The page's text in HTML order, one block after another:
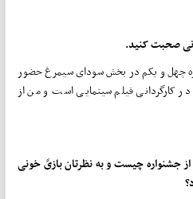
صحبت کنید.
چهل و یکم در بخش سودای سیمرغ حضور
کارگردانی فیلم سینمایی است و من از
جشنواره چیست و به نظرتان بازیً خونی